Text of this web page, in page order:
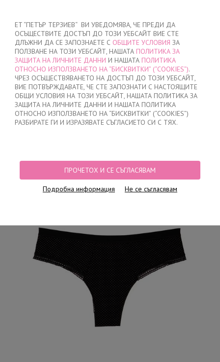
ET “ПЕТЪР ТЕРЗИЕВ“ ВИ УВЕДОМЯВА, ЧЕ ПРЕДИ ДА
ОСЪЩЕСТВИТЕ ДОСТЪП ДО ТОЗИ УЕБСАЙТ ВИЕ СТЕ
ДЛЪЖНИ ДА СЕ ЗАПОЗНАЕТЕ С ОБЩИТЕ УСЛОВИЯ ЗА
ПОЛЗВАНЕ НА ТОЗИ УЕБСАЙТ, НАШАТА ПОЛИТИКА ЗА
ЗАЩИТА НА ЛИЧНИТЕ ДАННИ И НАШАТА ПОЛИТИКА
ОТНОСНО ИЗПОЛЗВАНЕТО НА “БИСКВИТКИ” (“COOKIES”).
ЧРЕЗ ОСЪЩЕСТВЯВАНЕТО НА ДОСТЪП ДО ТОЗИ УЕБСАЙТ,
ВИЕ ПОТВЪРЖДАВАТЕ, ЧЕ СТЕ ЗАПОЗНАТИ С НАСТОЯЩИТЕ
ОБЩИ УСЛОВИЯ НА ТОЗИ УЕБСАЙТ, НАШАТА ПОЛИТИКА ЗА
ЗАЩИТА НА ЛИЧНИТЕ ДАННИ И НАШАТА ПОЛИТИКА
ОТНОСНО ИЗПОЛЗВАНЕТО НА “БИСКВИТКИ” (“COOKIES”)
РАЗБИРАТЕ ГИ И ИЗРАЗЯВАТЕ СЪГЛАСИЕТО СИ С ТЯХ.
ПРОЧЕТОХ И СЕ СЪГЛАСЯВАМ
Подробна информация Не се съгласявам
МОЯТА ПОРЪЧКА
няма добавени продукти
НАЧАЛО / ДАМСКО / БЕЛЬО / БИКИНИ / БИКИНИ БРАЗИЛИАНА
/
БИКИНИ БРАЗИЛИАНА ЛАЗЕРНО РЯЗАНИ, 0715, ЧЕРНО